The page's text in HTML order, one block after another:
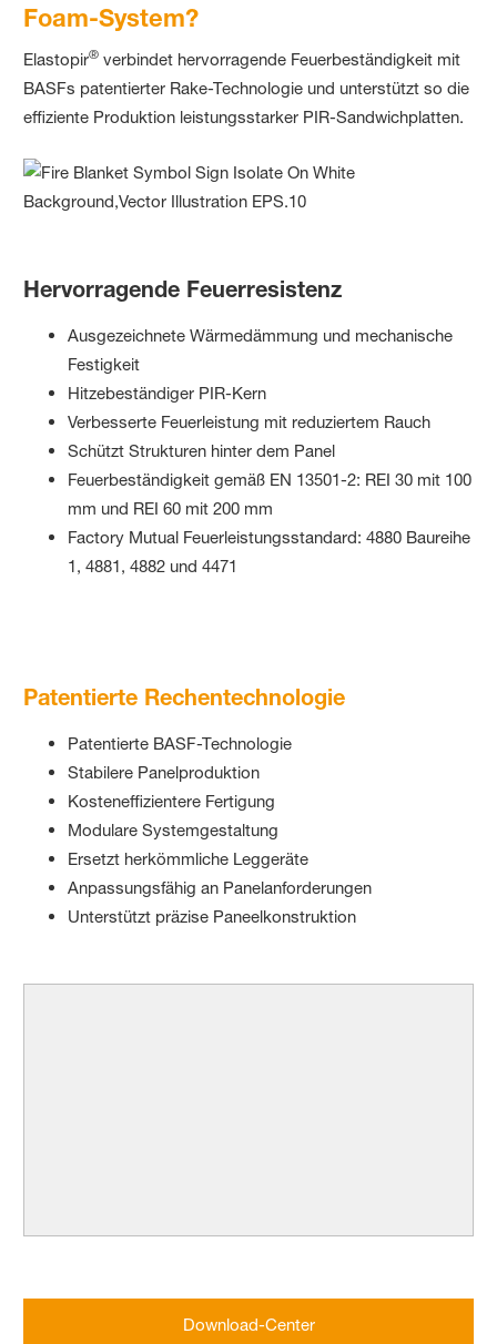
Foam-System?
Elastopir® verbindet hervorragende Feuerbeständigkeit mit
BASFs patentierter Rake-Technologie und unterstützt so die
effiziente Produktion leistungsstarker PIR-Sandwichplatten.
Hervorragende Feuerresistenz
Ausgezeichnete Wärmedämmung und mechanische
Festigkeit
Hitzebeständiger PIR-Kern
Verbesserte Feuerleistung mit reduziertem Rauch
Schützt Strukturen hinter dem Panel
Feuerbeständigkeit gemäß EN 13501-2: REI 30 mit 100
mm und REI 60 mit 200 mm
Factory Mutual Feuerleistungsstandard: 4880 Baureihe
1, 4881, 4882 und 4471
Patentierte Rechentechnologie
Patentierte BASF-Technologie
Stabilere Panelproduktion
Kosteneffizientere Fertigung
Modulare Systemgestaltung
Ersetzt herkömmliche Leggeräte
Anpassungsfähig an Panelanforderungen
Unterstützt präzise Paneelkonstruktion
Download-Center